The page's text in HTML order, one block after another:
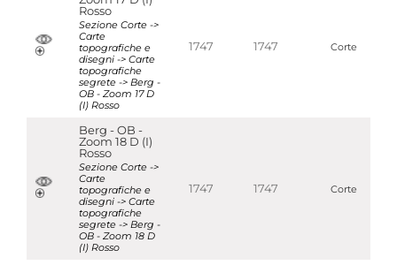
Rosso
Sezione Corte ->
Carte
topografiche e
disegni -> Carte
topografiche
segrete -> Berg -
OB - Zoom 17 D
(I) Rosso
1747 1747 Corte
Berg - OB -
Zoom 18 D (I)
Rosso
Sezione Corte ->
Carte
topografiche e
disegni -> Carte
topografiche
segrete -> Berg -
OB - Zoom 18 D
(I) Rosso
1747 1747 Corte